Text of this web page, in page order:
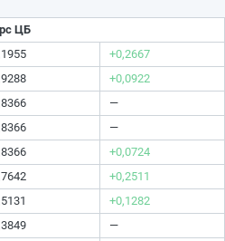
ЦБ
+0,2667
+0,0922
—
—
+0,0724
+0,2511
+0,1282
—